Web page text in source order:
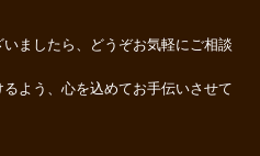
ましたら、どうぞお気軽にご相談
よう、心を込めてお手伝いさせて